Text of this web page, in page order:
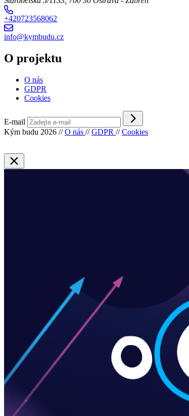
+420723568062
info@kymbudu.cz
O projektu
O nás
GDPR
Cookies
E-mail
Kým budu 2026 // O nás // GDPR // Cookies